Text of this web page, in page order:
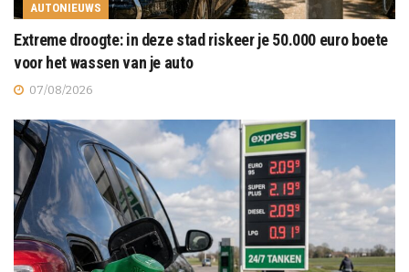
AUTONIEUWS
Extreme droogte: in deze stad riskeer je 50.000 euro boete
voor het wassen van je auto
07/08/2026